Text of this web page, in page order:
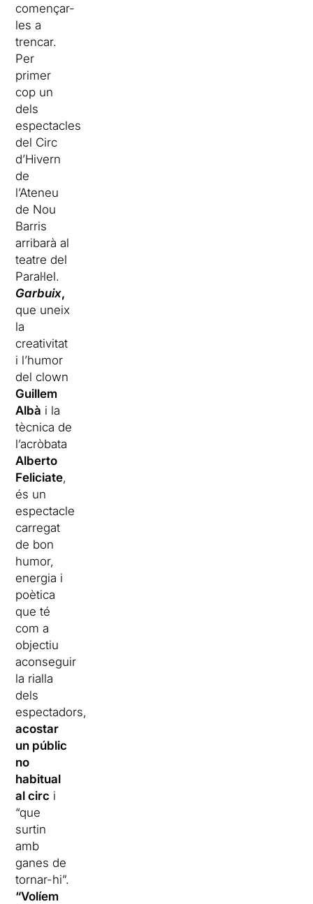
començar-
les a
trencar.
Per
primer
cop un
dels
espectacles
del Circ
d’Hivern
de
l’Ateneu
de Nou
Barris
arribarà al
teatre del
Paral·lel.
Garbuix,
que uneix
la
creativitat
i l’humor
del clown
Guillem
Albà i la
tècnica de
l’acròbata
Alberto
Feliciate,
és un
espectacle
carregat
de bon
humor,
energia i
poètica
que té
com a
objectiu
aconseguir
la rialla
dels
espectadors,
acostar
un públic
no
habitual
al circ i
“que
surtin
amb
ganes de
tornar-hi”.
“Volíem